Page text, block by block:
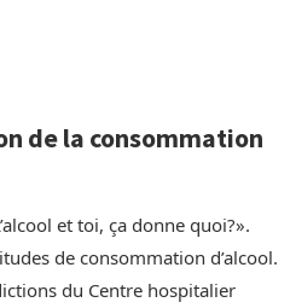
de la consommation
et toi, ça donne quoi?».
de consommation d’alcool.
du Centre hospitalier